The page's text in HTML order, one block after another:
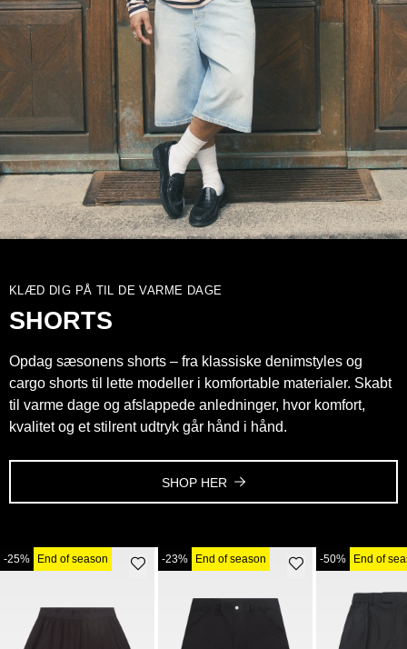
KLÆD DIG PÅ TIL DE VARME DAGE
SHORTS
Opdag sæsonens shorts – fra klassiske denimstyles og
cargo shorts til lette modeller i komfortable materialer. Skabt
til varme dage og afslappede anledninger, hvor komfort,
kvalitet og et stilrent udtryk går hånd i hånd.
SHOP HER
-25% End of season -23% End of season -50% End of